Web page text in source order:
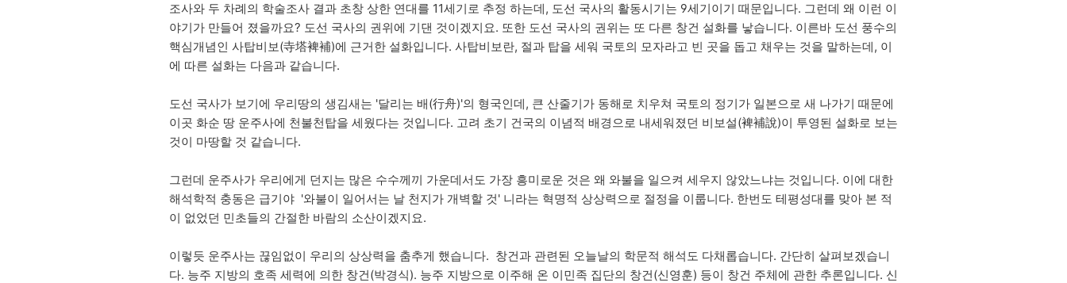
조사와 두 차례의 학술조사 결과 초창 상한 연대를 11세기로 추정 하는데, 도선 국사의 활동시기는 9세기이기 때문입니다. 그런데 왜 이런 이
야기가 만들어 졌을까요? 도선 국사의 권위에 기댄 것이겠지요. 또한 도선 국사의 권위는 또 다른 창건 설화를 낳습니다. 이른바 도선 풍수의
핵심개념인 사탑비보(寺塔裨補)에 근거한 설화입니다. 사탑비보란, 절과 탑을 세워 국토의 모자라고 빈 곳을 돕고 채우는 것을 말하는데, 이
에 따른 설화는 다음과 같습니다.
도선 국사가 보기에 우리땅의 생김새는 '달리는 배(行舟)'의 형국인데, 큰 산줄기가 동해로 치우쳐 국토의 정기가 일본으로 새 나가기 때문에
이곳 화순 땅 운주사에 천불천탑을 세웠다는 것입니다. 고려 초기 건국의 이념적 배경으로 내세워졌던 비보설(裨補說)이 투영된 설화로 보는
것이 마땅할 것 같습니다.
그런데 운주사가 우리에게 던지는 많은 수수께끼 가운데서도 가장 흥미로운 것은 왜 와불을 일으켜 세우지 않았느냐는 것입니다. 이에 대한
해석학적 충동은 급기야 '와불이 일어서는 날 천지가 개벽할 것' 니라는 혁명적 상상력으로 절정을 이룹니다. 한번도 테평성대를 맞아 본 적
이 없었던 민초들의 간절한 바람의 소산이겠지요.
이렇듯 운주사는 끊임없이 우리의 상상력을 춤추게 했습니다. 창건과 관련된 오늘날의 학문적 해석도 다채롭습니다. 간단히 살펴보겠습니
다. 능주 지방의 호족 세력에 의한 창건(박경식). 능주 지방으로 이주해 온 이민족 집단의 창건(신영훈) 등이 창건 주체에 관한 추론입니다. 신